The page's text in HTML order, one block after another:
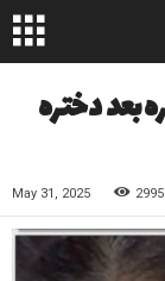
بعد دختره
May 31, 2025 2995